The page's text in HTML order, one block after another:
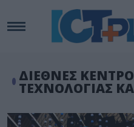
ΔΙΕΘΝΕΣ
ΤΕΧΝΟΛΟΓΙΑΣ